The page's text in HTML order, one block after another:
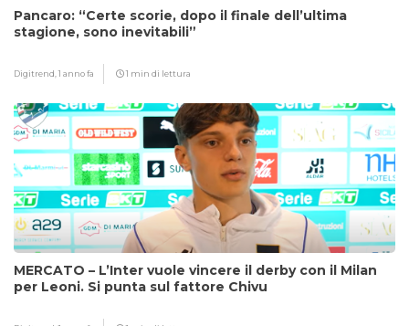
Pancaro: “Certe scorie, dopo il finale dell’ultima
stagione, sono inevitabili”
Digitrend,1 anno fa 1 min di lettura
MERCATO – L’Inter vuole vincere il derby con il Milan
per Leoni. Si punta sul fattore Chivu